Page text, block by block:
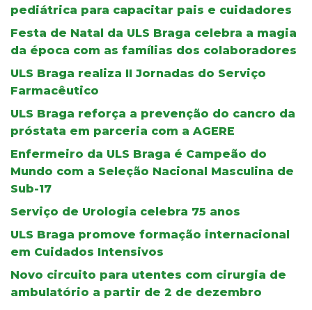
pediátrica para capacitar pais e cuidadores
Festa de Natal da ULS Braga celebra a magia
da época com as famílias dos colaboradores
ULS Braga realiza II Jornadas do Serviço
Farmacêutico
ULS Braga reforça a prevenção do cancro da
próstata em parceria com a AGERE
Enfermeiro da ULS Braga é Campeão do
Mundo com a Seleção Nacional Masculina de
Sub-17
Serviço de Urologia celebra 75 anos
ULS Braga promove formação internacional
em Cuidados Intensivos
Novo circuito para utentes com cirurgia de
ambulatório a partir de 2 de dezembro